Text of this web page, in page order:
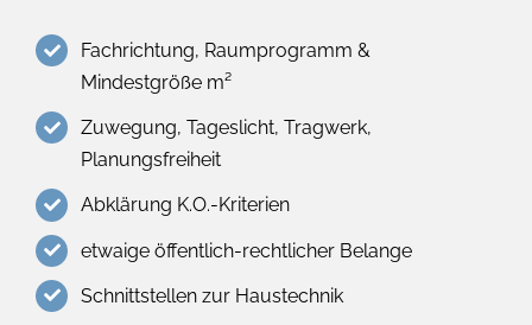
Fachrichtung, Raumprogramm &
Mindestgröße m²
Zuwegung, Tageslicht, Tragwerk,
Planungsfreiheit
Abklärung K.O.-Kriterien
etwaige öffentlich-rechtlicher Belange
Schnittstellen zur Haustechnik